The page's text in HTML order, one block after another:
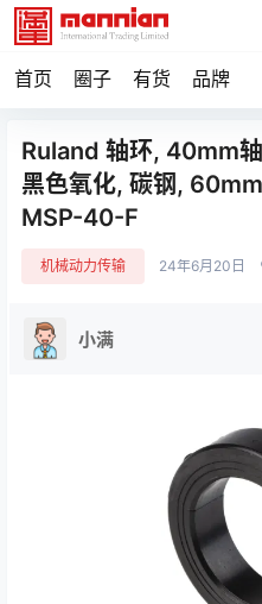
首页 圈子 有货 品牌
Ruland 轴环, 40mm
黑色氧化, 碳钢,
MSP-40-F
机械动力传输 24年6月20日
小满